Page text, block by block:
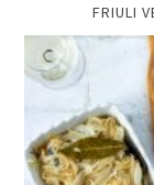
FRIULI